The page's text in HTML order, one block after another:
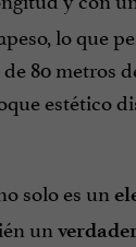
lo que
80 metros
estético
solo es un
un